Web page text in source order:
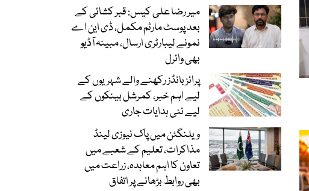
میر رضا علی کیس: قبر کشائی کے
بعد پوسٹ مارٹم مکمل، ڈی این اے
نمونے لیبارٹری ارسال، مبینہ آڈیو
بھی وائرل
پرائز بانڈز رکھنے والے شہریوں کے
لیے اہم خبر، کمرشل بینکوں کے
لیے نئی ہدایات جاری
ویلنگٹن میں پاک نیوزی لینڈ
مذاکرات، تعلیم کے شعبے میں
تعاون کا اہم معاہدہ، زراعت میں
بھی روابط بڑھانے پر اتفاق